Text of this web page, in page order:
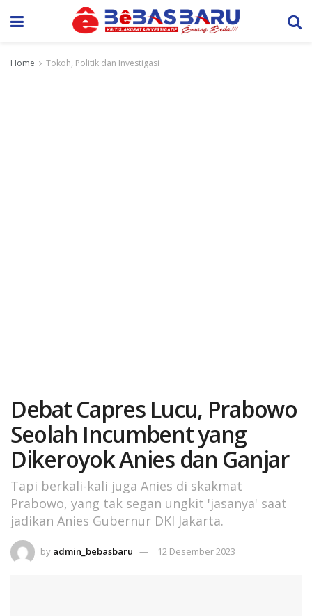
Home Tokoh, Politik dan Investigasi
Debat Capres Lucu, Prabowo
Seolah Incumbent yang
Dikeroyok Anies dan Ganjar
Tapi berkali-kali juga Anies di skakmat
Prabowo, yang tak segan ungkit 'jasanya' saat
jadikan Anies Gubernur DKI Jakarta.
by admin_bebasbaru 12 Desember 2023